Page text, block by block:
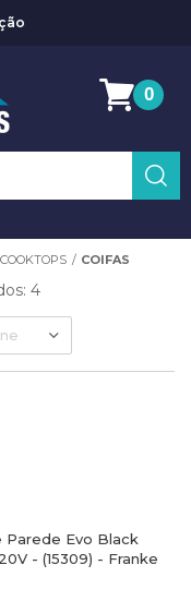
0
4
COIFAS
Parede Evo Black
- (15309) - Franke